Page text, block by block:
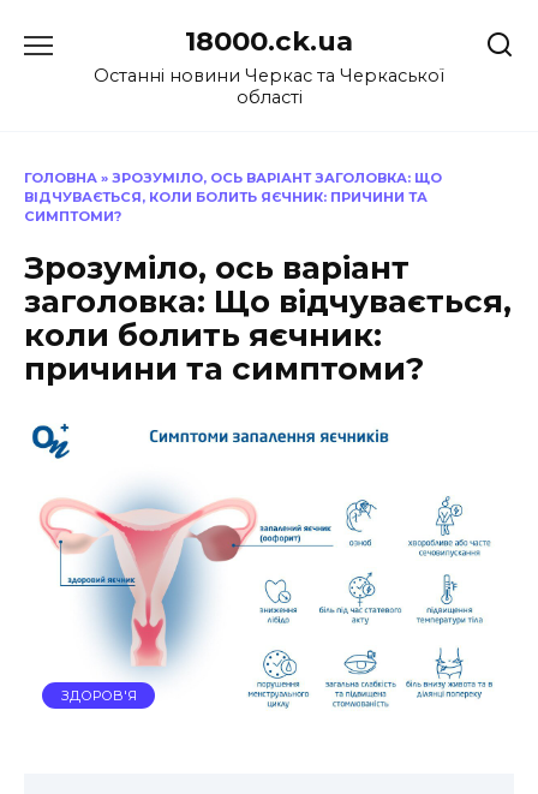
до
18000.ck.ua
Останні новини Черкас та Черкаської
області
ГОЛОВНА » ЗРОЗУМІЛО, ОСЬ ВАРІАНТ ЗАГОЛОВКА: ЩО
ВІДЧУВАЄТЬСЯ, КОЛИ БОЛИТЬ ЯЄЧНИК: ПРИЧИНИ ТА
СИМПТОМИ?
Зрозуміло, ось варіант
заголовка: Що відчувається,
коли болить яєчник:
причини та симптоми?
ЗДОРОВ'Я